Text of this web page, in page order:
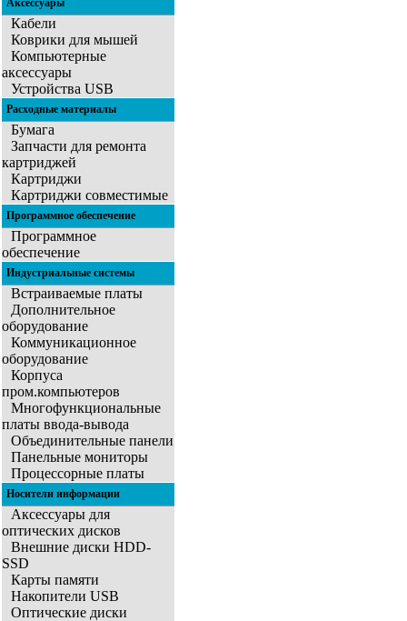
Кабели
Коврики для мышей
Компьютерные
аксессуары
Устройства USB
Расходные материалы
Бумага
Запчасти для ремонта
картриджей
Картриджи
Картриджи совместимые
Программное обеспечение
Программное
обеспечение
Индустриальные системы
Встраиваемые платы
Дополнительное
оборудование
Коммуникационное
оборудование
Корпуса
пром.компьютеров
Многофункциональные
платы ввода-вывода
Объединительные панели
Панельные мониторы
Процессорные платы
Носители информации
Аксессуары для
оптических дисков
Внешние диски HDD-
SSD
Карты памяти
Накопители USB
Оптические диски